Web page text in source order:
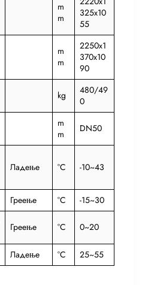
m
m
325x10
55
m
m
2250x1
370x10
90
kg
480/49
0
m
m
DN50
Ладење °C -10~43
Греење °C
-15~30
Греење °C 0~20
Ладење °C 25~55